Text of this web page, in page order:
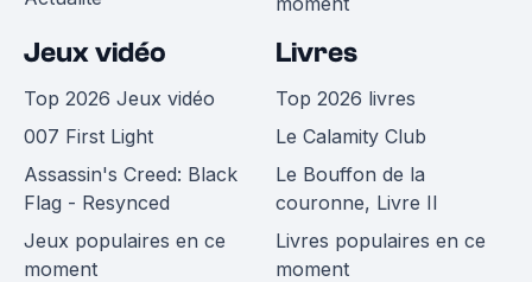
Jeux vidéo
Top 2026 Jeux vidéo
007 First Light
Assassin's Creed: Black
Flag - Resynced
Jeux populaires en ce
moment
Livres
Top 2026 livres
Le Calamity Club
Le Bouffon de la
couronne, Livre II
Livres populaires en ce
moment